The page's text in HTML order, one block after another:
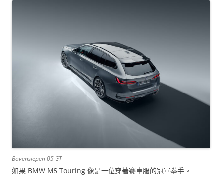
Bovensiepen 05 GT
如果 BMW M5 Touring 像是一位穿著賽車服的冠軍拳手。